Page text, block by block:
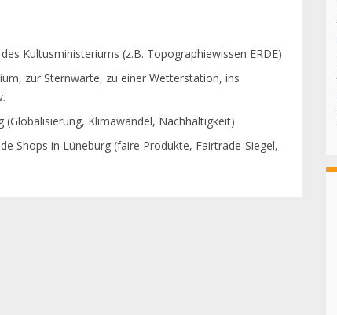
Kultusministeriums (z.B. Topographiewissen ERDE)
zur Sternwarte, zu einer Wetterstation, ins
(Globalisierung, Klimawandel, Nachhaltigkeit)
Shops in Lüneburg (faire Produkte, Fairtrade-Siegel,